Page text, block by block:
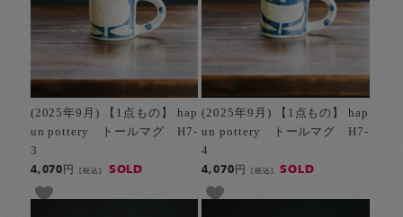
(2025年9月) 【1点もの】 hap
un pottery トールマグ H7-
3
4,070円[税込] SOLD
(2025年9月) 【1点もの】 hap
un pottery トールマグ H7-
4
4,070円 [税込] SOLD